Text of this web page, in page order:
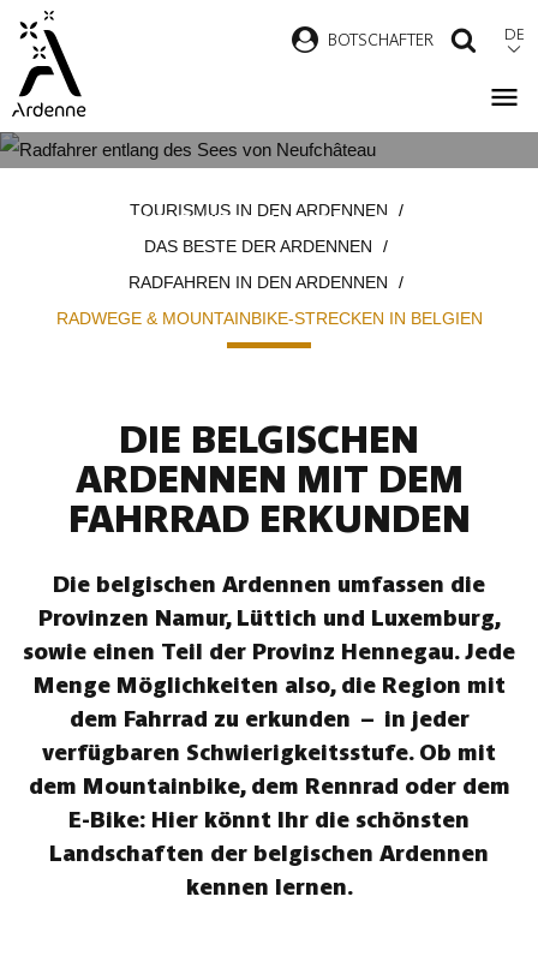
Direkt
zum
Inhalt
BOTSCHAFTER DE
STRECKEN IN BELGIEN
TOURISMUS IN DEN ARDENNEN
DAS BESTE DER ARDENNEN
RADFAHREN IN DEN ARDENNEN
RADWEGE & MOUNTAINBIKE-STRECKEN IN BELGIEN
DIE BELGISCHEN
ARDENNEN MIT DEM
FAHRRAD ERKUNDEN
Die belgischen Ardennen umfassen die
Provinzen Namur, Lüttich und Luxemburg,
sowie einen Teil der Provinz Hennegau. Jede
Menge Möglichkeiten also, die Region mit
dem Fahrrad zu erkunden – in jeder
verfügbaren Schwierigkeitsstufe. Ob mit
dem Mountainbike, dem Rennrad oder dem
E-Bike: Hier könnt Ihr die schönsten
Landschaften der belgischen Ardennen
kennen lernen.